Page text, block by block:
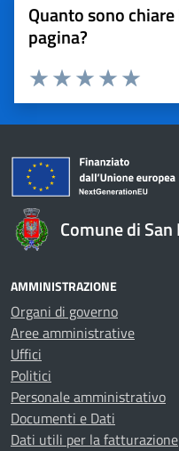
Quanto sono
pagina?
Valuta 5
Valuta 4
Valuta 3 stelle
Valuta 2 stelle su 5
Valuta 1 stelle su 5
Comune di
AMMINISTRAZIONE
Organi di governo
Aree amministrative
Uffici
Politici
Personale amministrativo
Documenti e Dati
Dati utili per la fatturazione